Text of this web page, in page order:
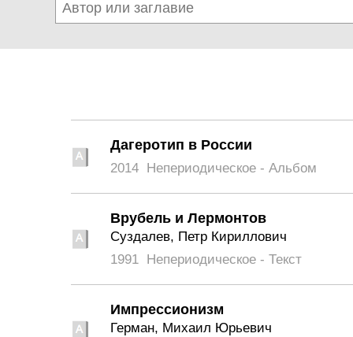
Дагеротип в России
2014 Непериодическое - Альбом
Врубель и Лермонтов
Суздалев, Петр Кириллович
1991 Непериодическое - Текст
Импрессионизм
Герман, Михаил Юрьевич